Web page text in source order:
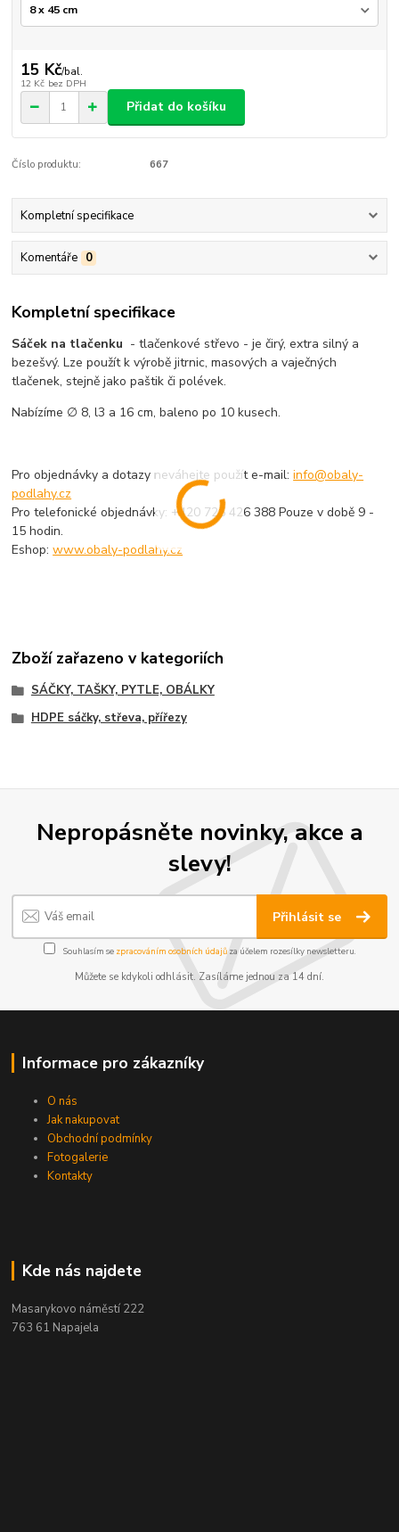
15 Kč/bal.
12 Kč bez DPH
Přidat do košíku
Číslo produktu: 667
Kompletní specifikace
Komentáře 0
Kompletní specifikace
Sáček na tlačenku - tlačenkové střevo - je čirý, extra silný a
bezešvý. Lze použít k výrobě jitrnic, masových a vaječných
tlačenek, stejně jako paštik či polévek.
Nabízíme ∅ 8, l3 a 16 cm, baleno po 10 kusech.
Pro objednávky a dotazy neváhejte použít e-mail:info@obaly-
podlahy.cz
Pro telefonické objednávky: +420 725 426 388 Pouze v době 9 -
15 hodin.
Eshop:www.obaly-podlahy.cz
Zboží zařazeno v kategoriích
SÁČKY, TAŠKY, PYTLE, OBÁLKY
HDPE sáčky, střeva, přířezy
Nepropásněte novinky, akce a
slevy!
Přihlásit se
Souhlasím se zpracováním osobních údajůza účelem rozesílky newsletteru.
Můžete se kdykoli odhlásit. Zasíláme jednou za 14 dní.
Informace pro zákazníky
O nás
Jak nakupovat
Obchodní podmínky
Fotogalerie
Kontakty
Kde nás najdete
Masarykovo náměstí 222
763 61 Napajela